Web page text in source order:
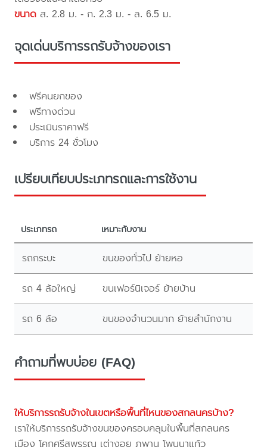
ขนาด ส. 2.8 ม. - ก. 2.3 ม. - ล. 6.5 ม.
จุดเด่นบริการรถรับจ้างของเรา
ฟรีคนยกของ
ฟรีทางด่วน
ประเมินราคาฟรี
บริการ 24 ชั่วโมง
เปรียบเทียบประเภทรถและการใช้งาน
ประเภทรถ เหมาะกับงาน
รถกระบะ ขนของทั่วไป ย้ายหอ
รถ 4 ล้อใหญ่ ขนเฟอร์นิเจอร์ ย้ายบ้าน
รถ 6 ล้อ ขนของจำนวนมาก ย้ายสำนักงาน
คำถามที่พบบ่อย (FAQ)
ให้บริการรถรับจ้างในเขตหรือพื้นที่ไหนของสกลนครบ้าง?
เราให้บริการรถรับจ้างขนของครอบคลุมในพื้นที่สกลนคร
เมือง โคกศรีสุพรรณ เต่างอย ภูพาน โพนนาแก้ว